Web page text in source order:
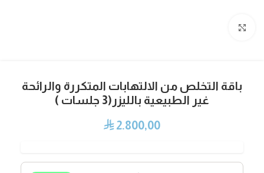
باقة التخلص من الالتهابات المتكررة والرائحة
غير الطبيعية بالليزر(3 جلسات )
⃁2.800,00